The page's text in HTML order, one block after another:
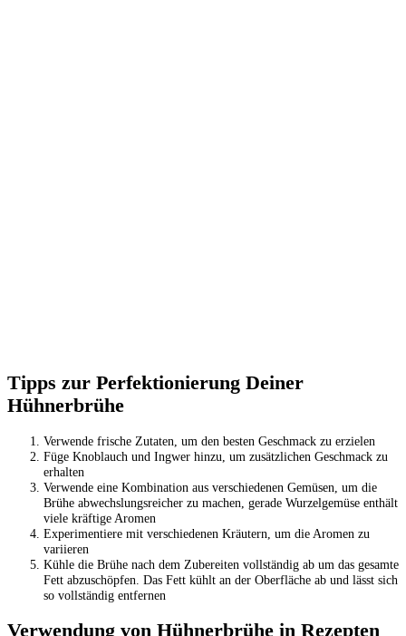
Tipps zur Perfektionierung Deiner
Hühnerbrühe
Verwende frische Zutaten, um den besten Geschmack zu erzielen
Füge Knoblauch und Ingwer hinzu, um zusätzlichen Geschmack zu
erhalten
Verwende eine Kombination aus verschiedenen Gemüsen, um die
Brühe abwechslungsreicher zu machen, gerade Wurzelgemüse enthält
viele kräftige Aromen
Experimentiere mit verschiedenen Kräutern, um die Aromen zu
variieren
Kühle die Brühe nach dem Zubereiten vollständig ab um das gesamte
Fett abzuschöpfen. Das Fett kühlt an der Oberfläche ab und lässt sich
so vollständig entfernen
Verwendung von Hühnerbrühe in Rezepten